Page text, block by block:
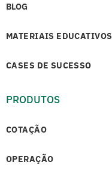
BLOG
MATERIAIS EDUCATIVOS
CASES DE SUCESSO
PRODUTOS
COTAÇÃO
OPERAÇÃO